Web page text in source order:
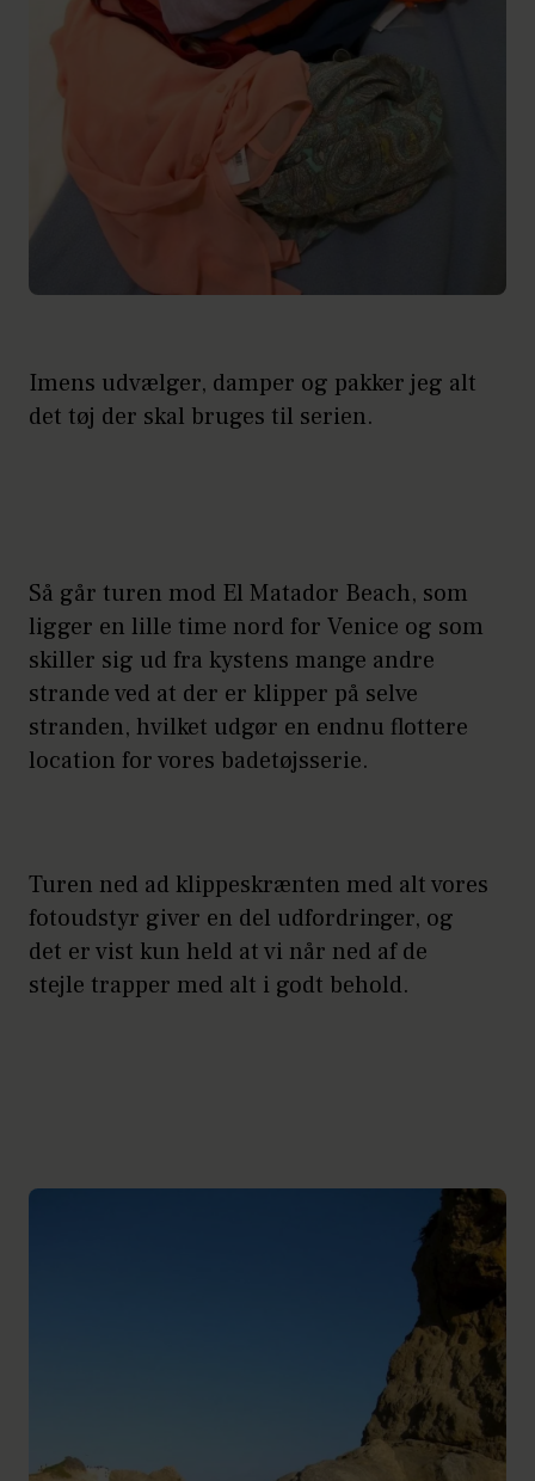
Imens udvælger, damper og pakker jeg alt
det tøj der skal bruges til serien.
Så går turen mod El Matador Beach, som
ligger en lille time nord for Venice og som
skiller sig ud fra kystens mange andre
strande ved at der er klipper på selve
stranden, hvilket udgør en endnu flottere
location for vores badetøjsserie.
Turen ned ad klippeskrænten med alt vores
fotoudstyr giver en del udfordringer, og
det er vist kun held at vi når ned af de
stejle trapper med alt i godt behold.